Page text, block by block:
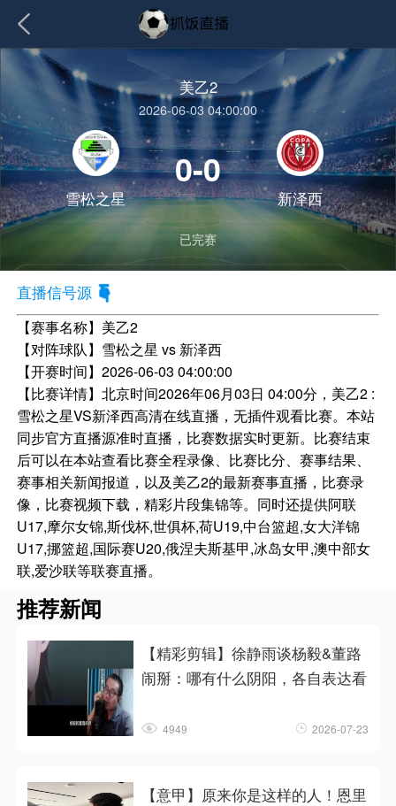
美乙2
2026-06-03 04:00:00
雪松之星
0-0
新泽西
已完赛
直播信号源
【赛事名称】 美乙2
【对阵球队】 雪松之星 vs 新泽西
【开赛时间】2026-06-03 04:00:00
【比赛详情】北京时间2026年06月03日 04:00分，美乙2 :
雪松之星VS新泽西高清在线直播，无插件观看比赛。本站
同步官方直播源准时直播，比赛数据实时更新。比赛结束
后可以在本站查看比赛全程录像、比赛比分、赛事结果、
赛事相关新闻报道，以及美乙2的最新赛事直播，比赛录
像，比赛视频下载，精彩片段集锦等。同时还提供阿联
U17,摩尔女锦,斯伐杯,世俱杯,荷U19,中台篮超,女大洋锦
U17,挪篮超,国际赛U20,俄涅夫斯基甲,冰岛女甲,澳中部女
联,爱沙联等联赛直播。
推荐新闻
【精彩剪辑】徐静雨谈杨毅&董路
闹掰：哪有什么阴阳，各自表达看
4949 2026-07-23
【意甲】原来你是这样的人！恩里